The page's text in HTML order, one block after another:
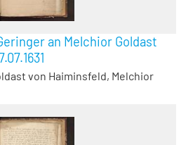
an Melchior Goldast
von Haiminsfeld, Melchior